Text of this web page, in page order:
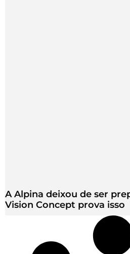
A Alpina deixou de ser
Vision Concept prova isso